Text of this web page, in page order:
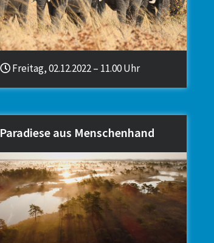
Freitag, 02.12.2022 – 11.00 Uhr
Paradiese aus Menschenhand